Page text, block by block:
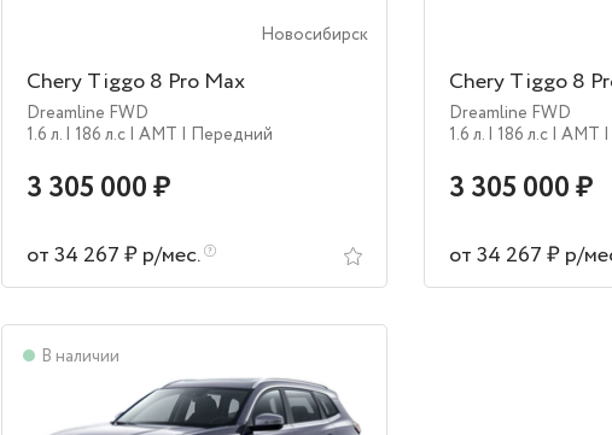
Новосибирск
Chery Tiggo 8 Pro Max
Dreamline FWD
1.6 л. | 186 л.c | AMT | Передний
3 305 000 ₽
от 34 267 ₽ р/мес.
Chery Tiggo 8
Dreamline FWD
1.6 л. | 186 л.c | AMT
3 305 000 ₽
от 34 267 ₽ р/
В наличии